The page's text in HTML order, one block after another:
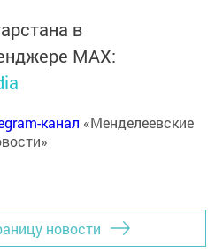
в
MАХ:
канал «Менделеевские
новости